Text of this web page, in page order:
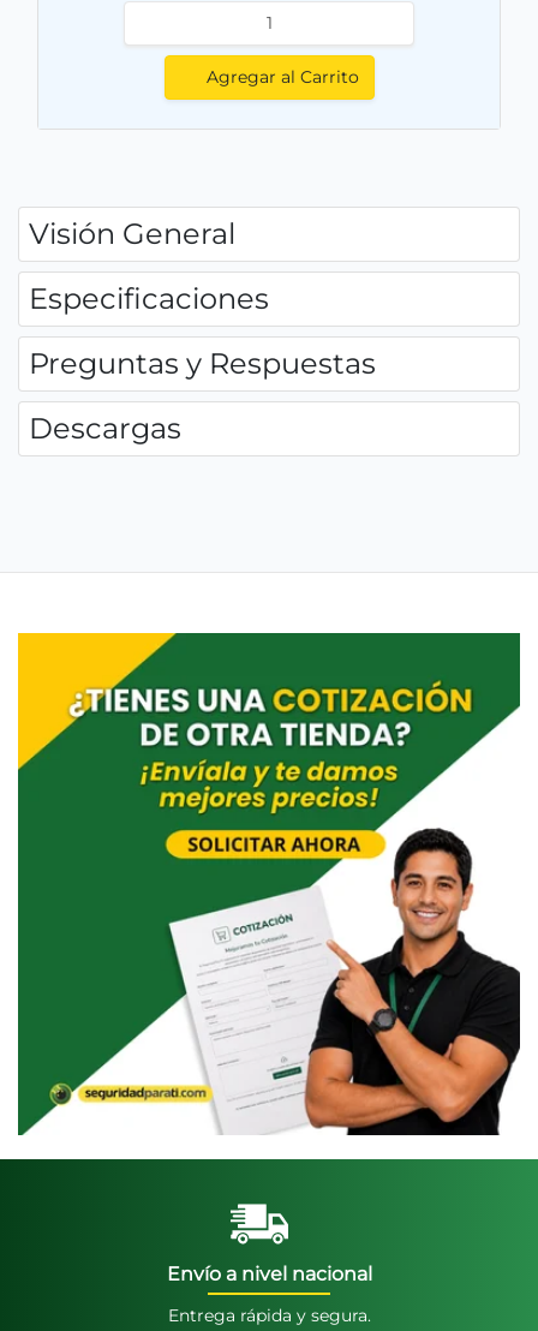
Agregar al Carrito
Visión General
Especificaciones
Preguntas y Respuestas
Descargas
Envío a nivel nacional
Entrega rápida y segura.